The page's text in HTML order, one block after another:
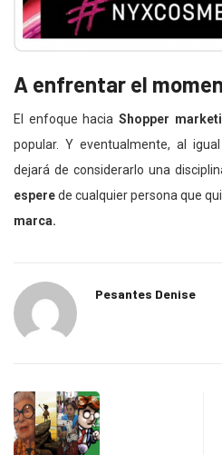
A enfrentar el
El enfoque hacia Shopper
popular. Y eventualmente, al
dejará de considerarlo una
esperede cualquier persona que
marca.
Pesantes Denise